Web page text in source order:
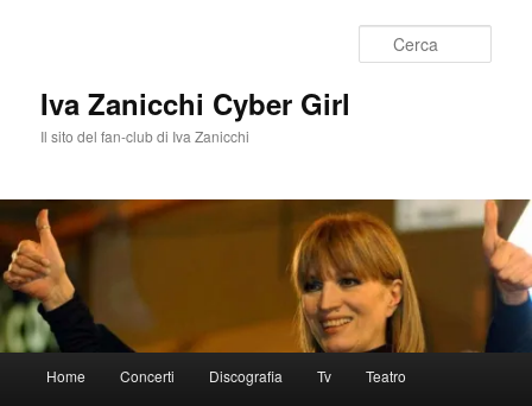
Iva Zanicchi Cyber Girl
Il sito del fan-club di Iva Zanicchi
principale
Home Concerti Discografia Tv Teatro